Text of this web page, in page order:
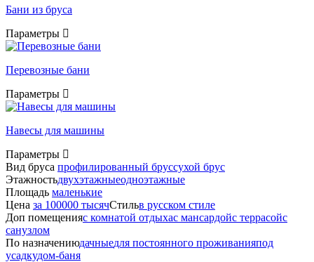
Бани из бруса
Параметры
Перевозные бани
Параметры
Навесы для машины
Параметры
Вид бруса профилированный бруссухой брус
Этажностьдвухэтажныеодноэтажные
Площадь маленькие
Цена за 100000 тысячСтильв русском стиле
Доп помещенияс комнатой отдыхас мансардойс террасойс
санузлом
По назначениюдачныедля постоянного проживанияпод
усадкудом-баня